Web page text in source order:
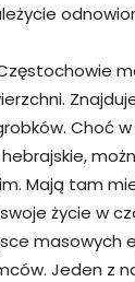
Choć w
Mają tam
życie w
masowych
Jeden z